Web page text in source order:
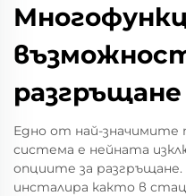
разгръщане
Едно от най-значимите
система е нейната
опциите за
инсталира както в